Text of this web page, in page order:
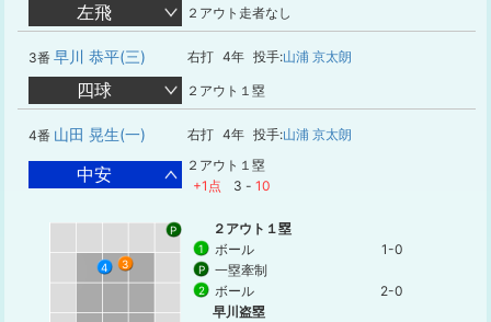
左飛 ２アウト走者なし
3番 早川 恭平(三) 右打 4年 投手:山浦 京太朗
四球 ２アウト１塁
4番 山田 晃生(一) 右打 4年 投手:山浦 京太朗
中安
２アウト１塁
+1点
3 - 10
P
3
4
２アウト１塁
1 ボール 1-0
P 一塁牽制
2 ボール
2-0
早川盗塁